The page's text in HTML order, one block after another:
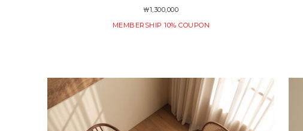
￦1,300,000
MEMBERSHIP 10% COUPON